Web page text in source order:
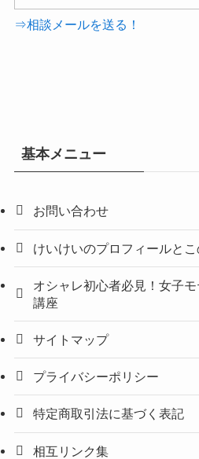
⇒相談メールを送る！
基本メニュー
お問い合わせ
けいけいのプロフィールとこ
オシャレ初心者必見！女子
講座
サイトマップ
プライバシーポリシー
特定商取引法に基づく表記
相互リンク集